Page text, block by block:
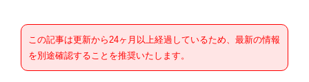
この記事は更新から24ヶ月以上経過しているため、最新の情報
を別途確認することを推奨いたします。